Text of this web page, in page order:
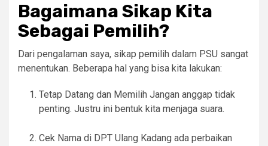
Bagaimana Sikap Kita
Sebagai Pemilih?
Dari pengalaman saya, sikap pemilih dalam PSU sangat
menentukan. Beberapa hal yang bisa kita lakukan:
Tetap Datang dan Memilih Jangan anggap tidak
penting. Justru ini bentuk kita menjaga suara.
Cek Nama di DPT Ulang Kadang ada perbaikan